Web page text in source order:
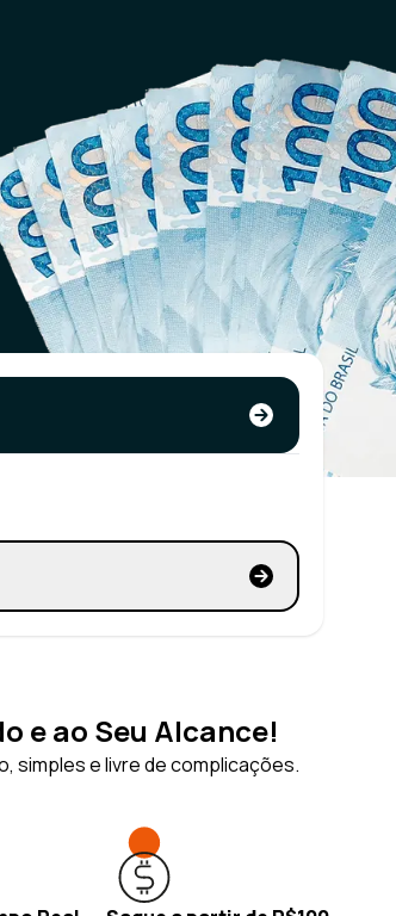
e ao Seu Alcance!
simples e livre de complicações.